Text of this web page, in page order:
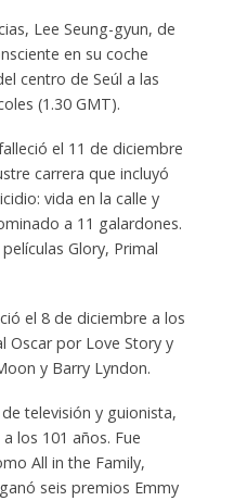
Lee Seung-gyun, de
en su coche
centro de Seúl a las
(1.30 GMT).
el 11 de diciembre
carrera que incluyó
vida en la calle y
a 11 galardones.
Glory, Primal
el 8 de diciembre a los
Oscar por Love Story y
y Barry Lyndon.
televisión y guionista,
los 101 años. Fue
All in the Family,
seis premios Emmy